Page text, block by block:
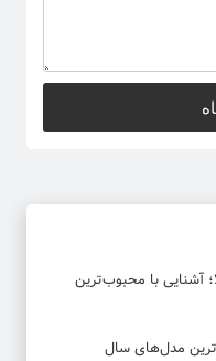
آشنایی با محبوب‌ترین
مدل‌های سال